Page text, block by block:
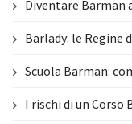
Diventare Barman
Barlady: le Regine
Scuola Barman:
I rischi di un